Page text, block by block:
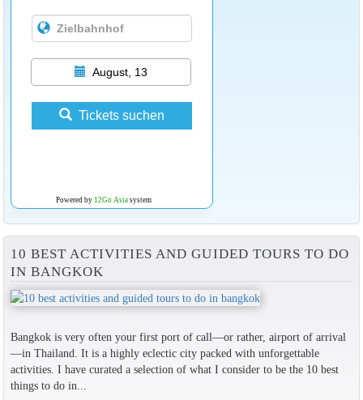
August, 13
Tickets suchen
Powered by 12Go Asiasystem
10 BEST ACTIVITIES AND GUIDED TOURS TO DO
IN BANGKOK
Bangkok is very often your first port of call—or rather, airport of arrival
—in Thailand. It is a highly eclectic city packed with unforgettable
activities. I have curated a selection of what I consider to be the 10 best
things to do in...